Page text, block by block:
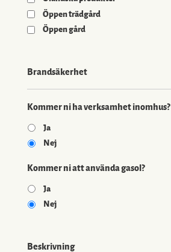
Öppen trädgård
Öppen gård
Brandsäkerhet
Kommer ni ha verksamhet inomhus?
Ja
Nej
Kommer ni att använda gasol?
Ja
Nej
Beskrivning